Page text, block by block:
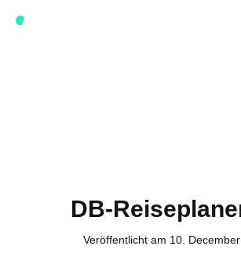
DB-
Veröffentlicht am 10. December